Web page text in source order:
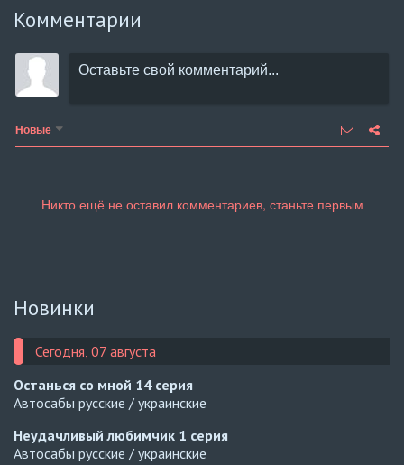
Комментарии
Новые
Новинки
Сегодня, 07 августа
Останься со мной 14 серия
Автосабы русские / украинские
Неудачливый любимчик 1 серия
Автосабы русские / украинские